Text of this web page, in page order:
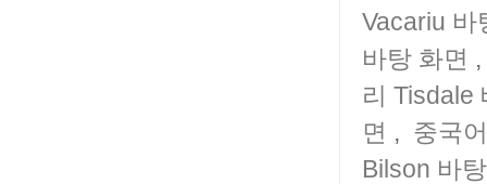
Vacariu 바
바탕 화면
리 Tisdale
면 , 중국
Bilson 바